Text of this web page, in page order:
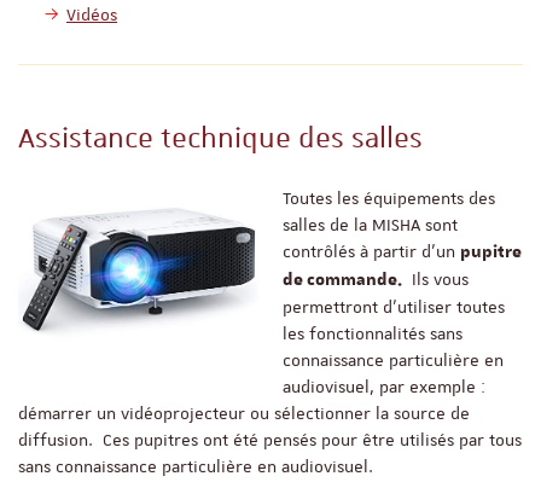
Vidéos
Assistance technique des salles
Toutes les équipements des
salles de la MISHA sont
contrôlés à partir d’un pupitre
de commande. Ils vous
permettront d’utiliser toutes
les fonctionnalités sans
connaissance particulière en
audiovisuel, par exemple :
démarrer un vidéoprojecteur ou sélectionner la source de
diffusion. Ces pupitres ont été pensés pour être utilisés par tous
sans connaissance particulière en audiovisuel.